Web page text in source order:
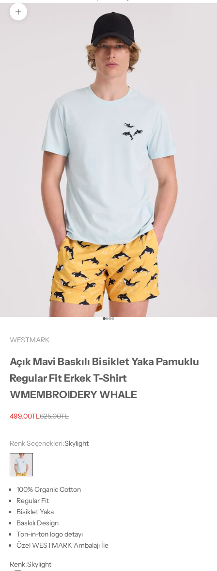
Yakınlaştır
1 ögesine git
2 ögesine git
3 ögesine git
4 ögesine git
WESTMARK
Açık Mavi Baskılı Bisiklet Yaka Pamuklu
Regular Fit Erkek T-Shirt
WMEMBROIDERY WHALE
İndirimli fiyat
499.00TLNormal fiyat
625.00TL
Renk Seçenekleri:Skylight
Skylight
100% Organic Cotton
Regular Fit
Bisiklet Yaka
Baskılı Design
Ton-in-ton logo detayı
Özel WESTMARK Ambalajı İle
Renk:Skylight